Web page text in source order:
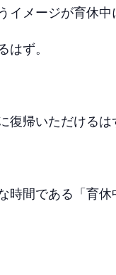
イメージが育休中
ず。
帰いただけるは
時間である「育休